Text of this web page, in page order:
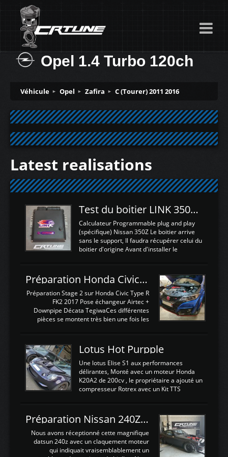
Opel 1.4 Turbo 120ch
Véhicule Opel Zafira C (Tourer) 2011 2016
Latest realisations
Test du boitier LINK 350Z Plugin ECU
Calculateur Programmable plug and play
(spécifique) Nissan 350Z Le boitier arrive
sans le support, Il faudra récupérer celui du
boitier d'origine Avant d'installer le
d'envoyer l'information de la large bande
dans le boitier. sydney sweeney deepfake
La sortie 0-5V de l'afr sera connectée sur
l'entrée AN Volt 8 et GndAN pour
Analogique, et Volt car l'information est une
tension (Pas une résistance variable d'un
est temps de brancher le ...
Préparation Honda Civic Type R FK2
Préparation Stage 2 sur Honda Civic Type R
FK2 2017 Pose échangeur Airtec +
Downpipe Décata TegiwaCes différentes
pièces se montent très bien une fois les
légere découpe du plastique inferieur,
negénant en rien la structure ou le
fonctionnement du fond plat. Une
reprogrammation Stage 2 est faite sur le
calculateur d'origine. Une alternative
économique au passage sur Hondata
d'origine 310cv et 400Nn , Une fois
reprogrammé et les ...
Lotus Hot Purpple
Une lotus Elise S1 aux performances
délirantes, Monté avec un moteur Honda
K20A2 de 200cv , le propriétaire a ajouté un
compresseur Rotrex avec un Kit TTS
d'augmenter la puissance de son moteur:
un watercooler a été ajouté. 300Cv sans
échangeurLa lotus équipée d'un Hondata
Kpro et d'une large bande pour le réglage
Avantages et inconvénients d'un
Préparation Nissan 240Z SR20DET
Nous avons réceptionné cette magnifique
datsun 240z avec un claquement moteur
qui indiquait vraisemblablement un